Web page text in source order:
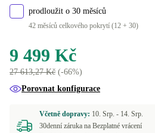
BE (belgický)
CZ (česky)
NL (nizozemština)
SI (slovinština)
prodloužit o 30 měsíců
42 měsíců celkového pokrytí (12 + 30)
9 499 Kč
27 613,27 Kč (-66%)
Porovnat konfigurace
Včetně dopravy: 10. Srp. - 14. Srp.
30denní záruka na Bezplatné vrácení